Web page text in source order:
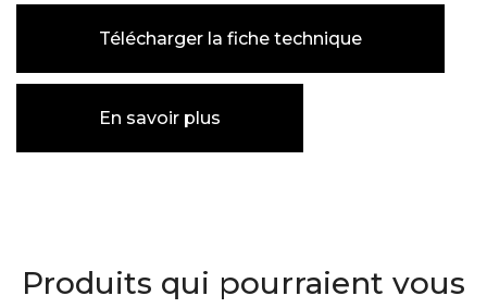
Télécharger la fiche technique
En savoir plus
Produits qui pourraient vous